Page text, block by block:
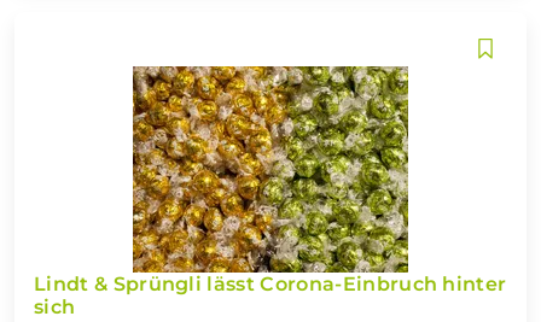
Lindt & Sprüngli lässt Corona-Einbruch hinter
sich